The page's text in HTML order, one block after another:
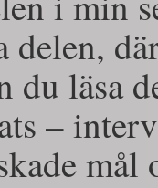
delen,
du läsa
–
mål